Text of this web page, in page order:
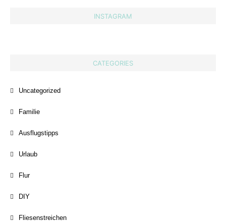
INSTAGRAM
CATEGORIES
Uncategorized
Familie
Ausflugstipps
Urlaub
Flur
DIY
Fliesenstreichen